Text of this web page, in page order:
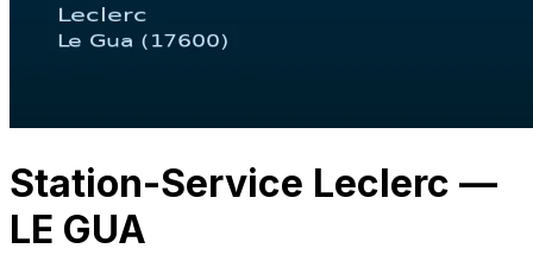
Station-Service Leclerc —
LE GUA